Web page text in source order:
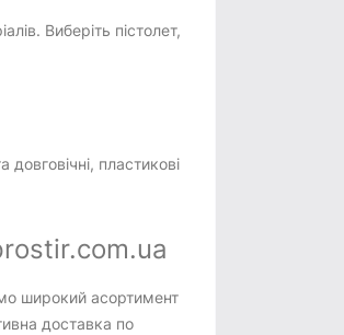
Виберіть пістолет,
пластикові
широкий асортимент
доставка по